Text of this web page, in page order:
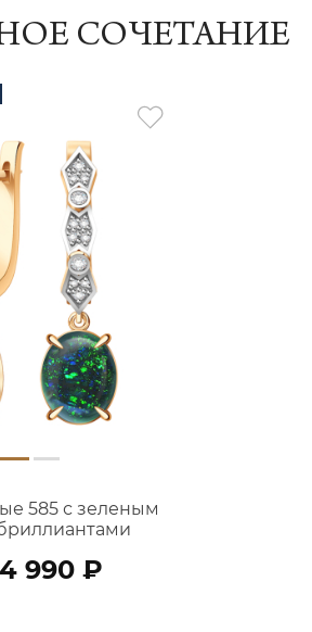
СОЧЕТАНИЕ
585 с зеленым
990 ₽